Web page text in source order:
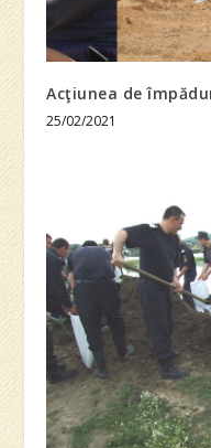
Acţiunea de
25/02/2021